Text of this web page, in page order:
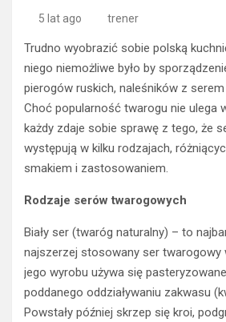
5 lat ago trener
Trudno wyobrazić sobie polską
niego niemożliwe było by
pierogów ruskich, naleśników z
Choć popularność twarogu nie ulega
każdy zdaje sobie sprawę z tego, że
występują w kilku rodzajach,
smakiem i zastosowaniem.
Rodzaje serów twarogowych
Biały ser (twaróg naturalny) – to
najszerzej stosowany ser twarogowy
jego wyrobu używa się
poddanego oddziaływaniu zakwasu
Powstały później skrzep się kroi,